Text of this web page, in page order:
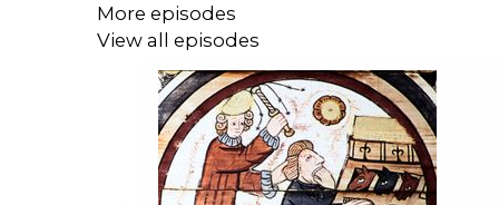
Den viktigaste faktorn bakom Roms
armésystem, strategisk utplacering av kolonier
Det geografiska läget vid Tibern möjliggjorde
ledde till välstånd och möjliggjorde import av
ett fungerande rättssystem, som de tolv
More episodes
View all episodes